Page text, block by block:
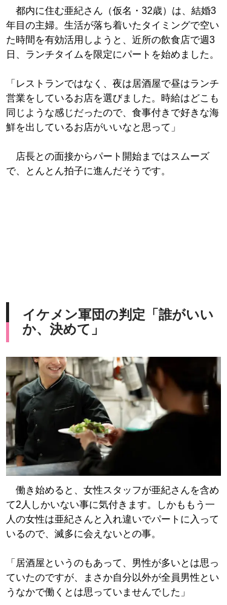
都内に住む亜紀さん（仮名・32歳）は、結婚3
年目の主婦。生活が落ち着いたタイミングで空い
た時間を有効活用しようと、近所の飲食店で週3
日、ランチタイムを限定にパートを始めました。
「レストランではなく、夜は居酒屋で昼はランチ
営業をしているお店を選びました。時給はどこも
同じような感じだったので、食事付きで好きな海
鮮を出しているお店がいいなと思って」
店長との面接からパート開始まではスムーズ
で、とんとん拍子に進んだそうです。
イケメン軍団の判定「誰がいい
か、決めて」
働き始めると、女性スタッフが亜紀さんを含め
て2人しかいない事に気付きます。しかももう一
人の女性は亜紀さんと入れ違いでパートに入って
いるので、滅多に会えないとの事。
「居酒屋というのもあって、男性が多いとは思っ
ていたのですが、まさか自分以外が全員男性とい
うなかで働くとは思っていませんでした」